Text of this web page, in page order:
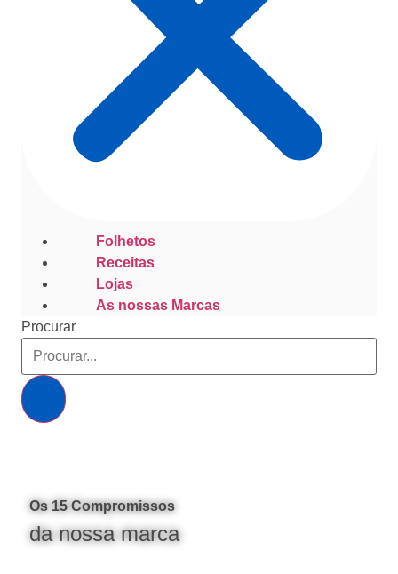
Folhetos
Receitas
Lojas
As nossas Marcas
Procurar
Os 15 Compromissos
da nossa marca